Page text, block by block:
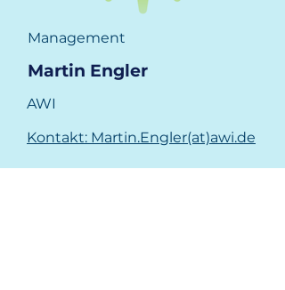
Management
Martin Engler
AWI
Kontakt: Martin.Engler(at)awi.de